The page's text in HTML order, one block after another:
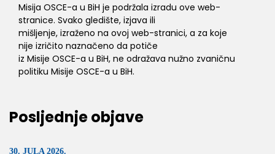
Misija OSCE-a u BiH je podržala izradu ove web-
stranice. Svako gledište, izjava ili
mišljenje, izraženo na ovoj web-stranici, a za koje
nije izričito naznačeno da potiče
iz Misije OSCE-a u BiH, ne odražava nužno zvaničnu
politiku Misije OSCE-a u BiH.
Posljednje objave
30. JULA 2026.